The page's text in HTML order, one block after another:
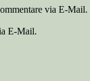
via E-Mail.
E-Mail.